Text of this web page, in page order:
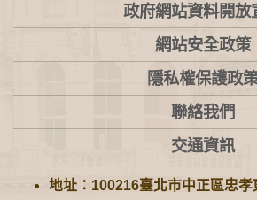
政府網站資料開放
網站安全政策
隱私權保護政
聯絡我們
交通資訊
地址：100216臺北市中正區忠孝